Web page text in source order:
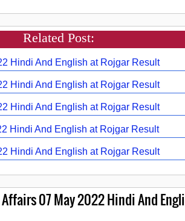
Related Post:
Hindi And English at Rojgar Result
Hindi And English at Rojgar Result
Hindi And English at Rojgar Result
Hindi And English at Rojgar Result
Hindi And English at Rojgar Result
07 May 2022 Hindi And